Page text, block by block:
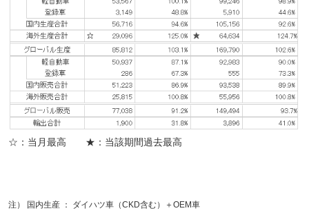
☆：当月最高 ★：当該期間過去最高
注） 国内生産 ： ダイハツ車（CKD含む）＋OEM車